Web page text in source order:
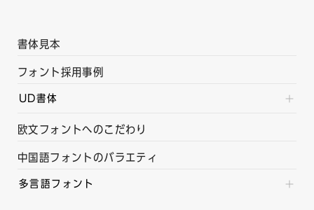
書体見本
フォント採用事例
UD書体
欧文フォントへのこだわり
中国語フォントのバラエティ
多言語フォント